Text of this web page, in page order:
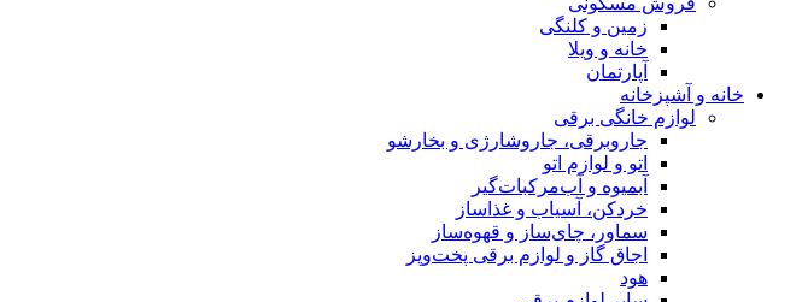
زمین و کلنگی
خانه و ویلا
آپارتمان
خانه و آشپزخانه
لوازم خانگی برقی
جاروبرقی، جاروشارژی و بخارشو
اتو و لوازم اتو
آبمیوه و آب‌مرکبات‌گیر
خردکن، آسیاب و غذاساز
سماور، چای‌ساز و قهوه‌ساز
اجاق گاز و لوازم برقی پخت‌وپز
هود